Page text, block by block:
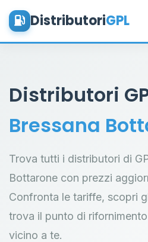
DistributoriGPL
Distributori
Bressana
Trova tutti i distributori di
Bottarone con prezzi
Confronta le tariffe, scopri
trova il punto di
vicino a te.